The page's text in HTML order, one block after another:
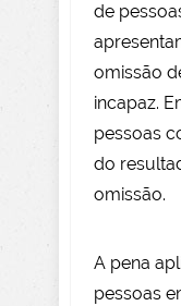
de
omissão
incapaz.
pessoas
do
omissão.
A pena
pessoas